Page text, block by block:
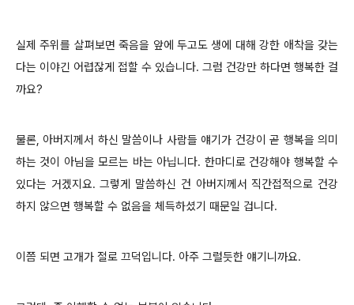
실제 주위를 살펴보면 죽음을 앞에 두고도 생에 대해 강한 애착을 갖는
다는 이야긴 어렵잖게 접할 수 있습니다. 그럼 건강만 하다면 행복한 걸
까요?
물론, 아버지께서 하신 말씀이나 사람들 얘기가 건강이 곧 행복을 의미
하는 것이 아님을 모르는 바는 아닙니다. 한마디로 건강해야 행복할 수
있다는 거겠지요. 그렇게 말씀하신 건 아버지께서 직간접적으로 건강
하지 않으면 행복할 수 없음을 체득하셨기 때문일 겁니다.
이쯤 되면 고개가 절로 끄덕입니다. 아주 그럴듯한 얘기니까요.